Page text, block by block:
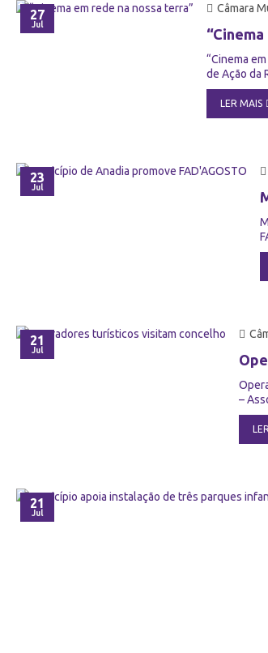
27
Jul
Câmara
“Cinema
de Ação da
LER MAIS
23
Jul
21
Jul
–
21
Jul